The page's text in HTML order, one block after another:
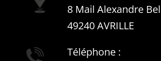
8 Mail Alexandre
49240 AVRILLE
Téléphone :